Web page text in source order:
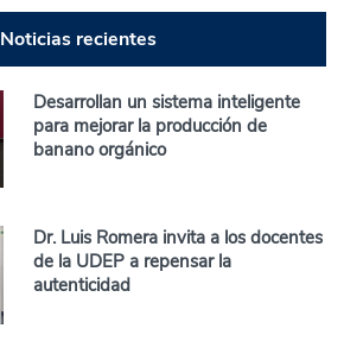
Noticias recientes
Desarrollan un sistema inteligente
para mejorar la producción de
banano orgánico
Dr. Luis Romera invita a los docentes
de la UDEP a repensar la
autenticidad